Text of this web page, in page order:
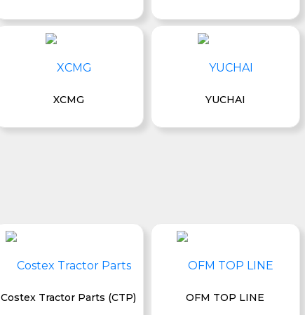
XCMG YUCHAI
Costex Tractor Parts (CTP) OFM TOP LINE